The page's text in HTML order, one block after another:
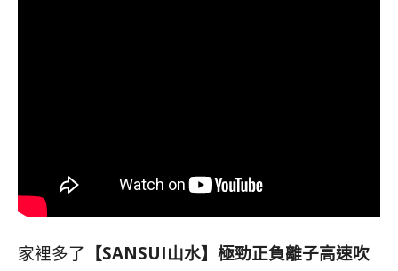
家裡多了 【SANSUI山水】極勁正負離子高速吹